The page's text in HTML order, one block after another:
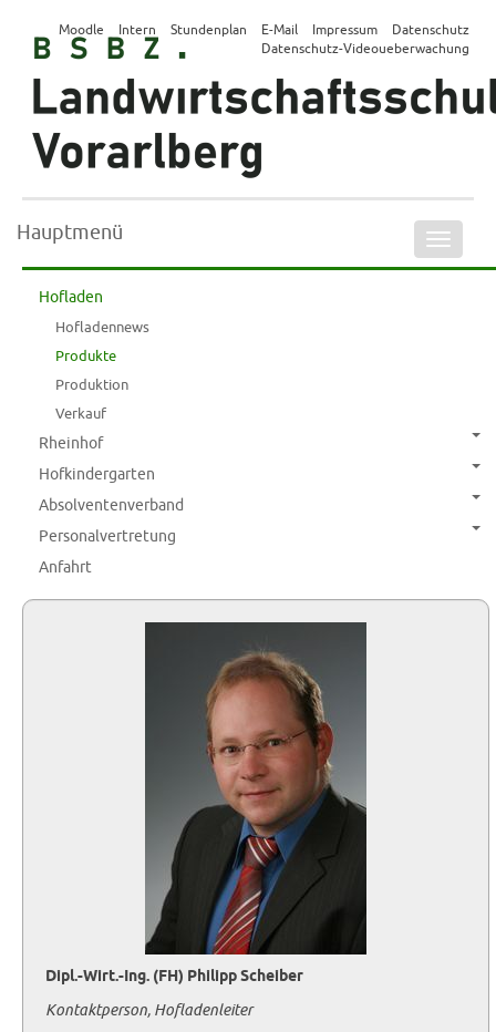
Moodle Intern Stundenplan E-Mail Impressum
Datenschutz
Datenschutz-Videoueberwachung
ein-/
Hauptmenü
Hofladen
Hofladennews
Produkte
Produktion
Verkauf
Rheinhof
Hofkindergarten
Absolventenverband
Personalvertretung
Anfahrt
Dipl.-Wirt.-Ing. (FH) Philipp Scheiber
Kontaktperson, Hofladenleiter